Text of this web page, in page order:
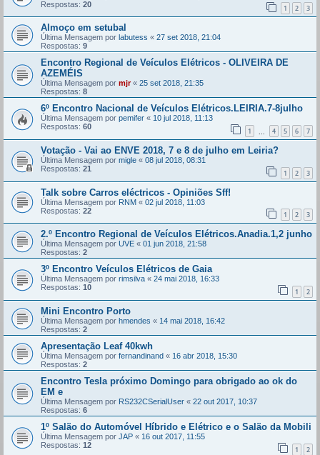
Respostas: 20 1 2 3
Almoço em setubal
Última Mensagem por labutess « 27 set 2018, 21:04
Respostas: 9
Encontro Regional de Veículos Elétricos - OLIVEIRA DE
AZEMÉIS
Última Mensagem por mjr« 25 set 2018, 21:35
Respostas: 8
6º Encontro Nacional de Veículos Elétricos.LEIRIA.7-8julho
Última Mensagem por pemifer « 10 jul 2018, 11:13
Respostas: 60 1 4 5 6 7
Votação - Vai ao ENVE 2018, 7 e 8 de julho em Leiria?
Última Mensagem por migle « 08 jul 2018, 08:31
Respostas: 21 1 2 3
Talk sobre Carros eléctricos - Opiniões Sff!
Última Mensagem por RNM « 02 jul 2018, 11:03
Respostas: 22 1 2 3
2.º Encontro Regional de Veículos Elétricos.Anadia.1,2 junho
Última Mensagem por UVE « 01 jun 2018, 21:58
Respostas: 2
3º Encontro Veículos Elétricos de Gaia
Última Mensagem por rimsilva « 24 mai 2018, 16:33
Respostas: 10 1 2
Mini Encontro Porto
Última Mensagem por hmendes « 14 mai 2018, 16:42
Respostas: 2
Apresentação Leaf 40kwh
Última Mensagem por fernandinand « 16 abr 2018, 15:30
Respostas: 2
Encontro Tesla próximo Domingo para obrigado ao ok do
EM e
Última Mensagem por RS232CSerialUser « 22 out 2017, 10:37
Respostas: 6
1º Salão do Automóvel Híbrido e Elétrico e o Salão da Mobili
Última Mensagem por JAP « 16 out 2017, 11:55
Respostas: 12 1 2